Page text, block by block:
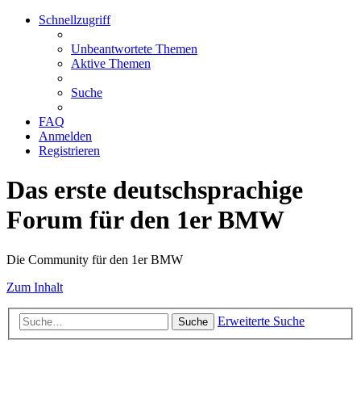
Schnellzugriff
Unbeantwortete Themen
Aktive Themen
Suche
FAQ
Anmelden
Registrieren
Das erste deutschsprachige
Forum für den 1er BMW
Die Community für den 1er BMW
Zum Inhalt
Suche Erweiterte Suche